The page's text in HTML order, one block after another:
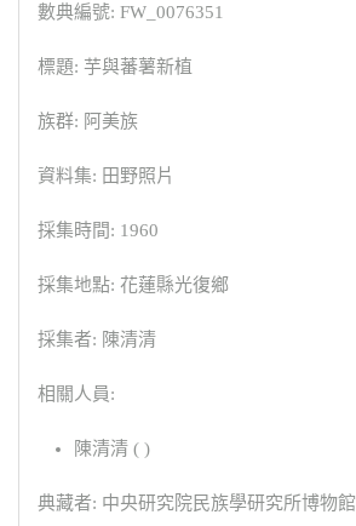
數典編號: FW_0076351
標題: 芋與蕃薯新植
族群: 阿美族
資料集: 田野照片
採集時間: 1960
採集地點: 花蓮縣光復鄉
採集者: 陳清清
相關人員:
陳清清 ( )
典藏者: 中央研究院民族學研究所博物館